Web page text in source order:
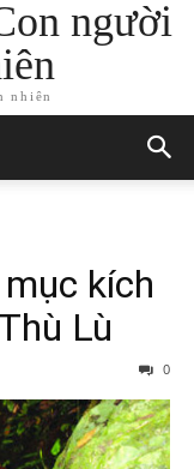
người
nhiên
kích
Lù
0